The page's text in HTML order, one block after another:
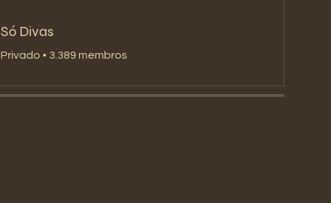
Só Divas
Privado • 3.389 membros